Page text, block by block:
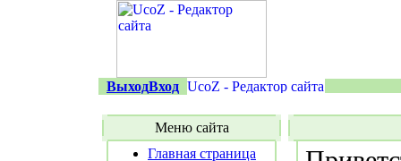
ВыходВход
Меню сайта
Главная страница